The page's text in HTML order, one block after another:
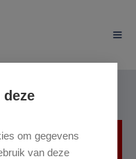
verhuurd
om gegevens
van deze